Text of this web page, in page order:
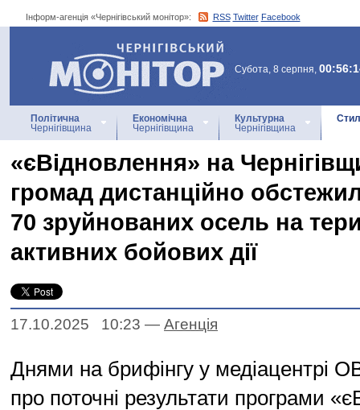
Інформ-агенція «Чернігівський монітор»: RSS Twitter Facebook
Інформ-агенція
«Чернігівський монітор»
Субота, 8 серпня,
Політична
Чернігівщина
Економічна
Чернігівщина
Культурна
Чернігівщина
«єВідновлення» на
громад дистанційно
70 зруйнованих осель на
активних бойових дії
17.10.2025 10:23 — Агенцiя
Днями на брифінгу у медіацентрі
про поточні результати програми